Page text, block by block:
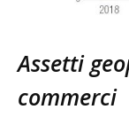
Assetti
commerci